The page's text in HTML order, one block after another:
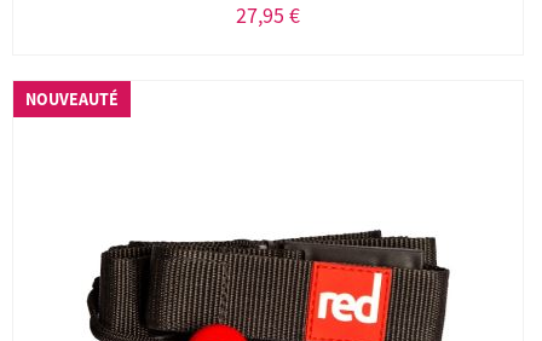
27,95 €
NOUVEAUTÉ